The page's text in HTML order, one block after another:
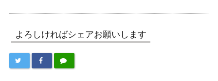
よろしければシェアお願いします